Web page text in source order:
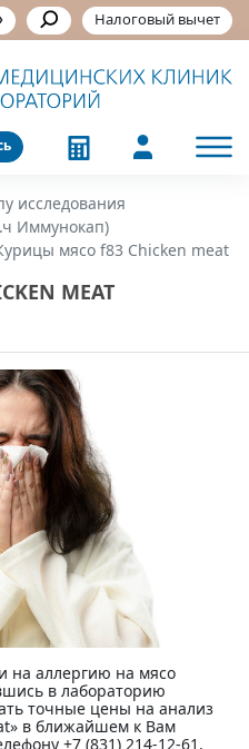
Налоговый вычет
исследования
Иммунокап)
мясо f83 Chicken meat
MEAT
на аллергию на мясо
в лабораторию
точные цены на анализ
в ближайшем к Вам
+7 (831) 214-12-61.